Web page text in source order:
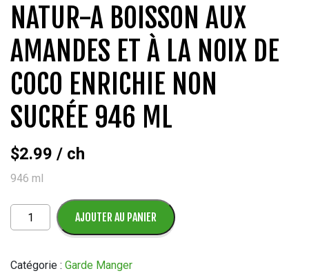
NATUR-A BOISSON AUX
AMANDES ET À LA NOIX DE
COCO ENRICHIE NON
SUCRÉE 946 ML
$2.99 / ch
946 ml
quantité
de
a
AJOUTER AU PANIER
Catégorie : Garde Manger